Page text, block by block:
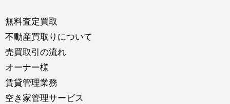
無料査定買取
不動産買取りについて
売買取引の流れ
オーナー様
賃貸管理業務
空き家管理サービス